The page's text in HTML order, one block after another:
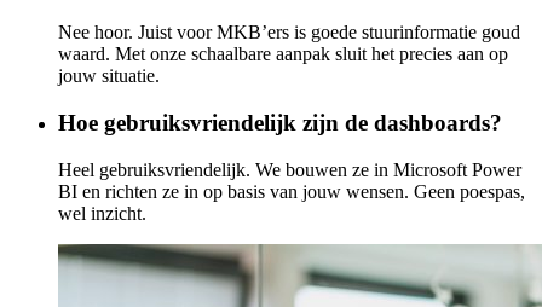
Nee hoor. Juist voor MKB’ers is goede stuurinformatie goud
waard. Met onze schaalbare aanpak sluit het precies aan op
jouw situatie.
Hoe gebruiksvriendelijk zijn de dashboards?
Heel gebruiksvriendelijk. We bouwen ze in Microsoft Power
BI en richten ze in op basis van jouw wensen. Geen poespas,
wel inzicht.